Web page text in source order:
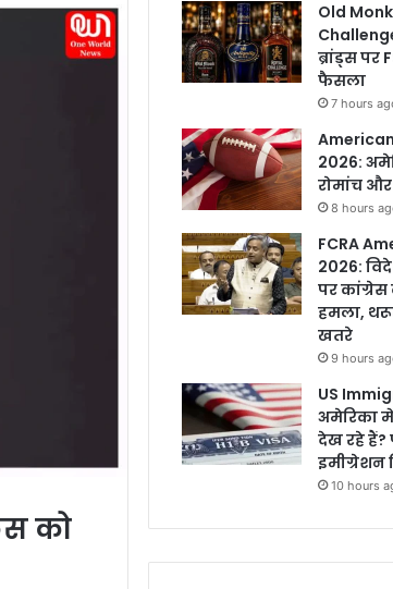
को
Old
ब्रांड्स पर
फैसला
7 hours
2026:
रोमांच
8 hours
FCRA
2026:
पर
हमला,
खतरे
9 hours
US
अमेरिका
देख रहे
इमीग्रेशन
10 hours